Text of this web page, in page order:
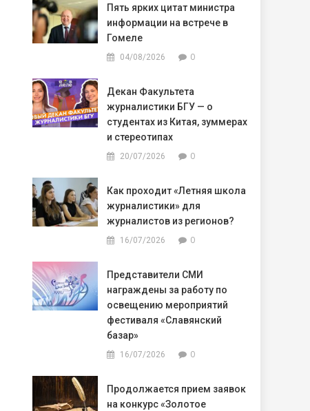
Пять ярких цитат министра
информации на встрече в
Гомеле
04/08/2026 0
Декан Факультета
журналистики БГУ — о
студентах из Китая, зуммерах
и стереотипах
20/07/2026 0
Как проходит «Летняя школа
журналистики» для
журналистов из регионов?
16/07/2026 0
Представители СМИ
награждены за работу по
освещению мероприятий
фестиваля «Славянский
базар»
16/07/2026 0
Продолжается прием заявок
на конкурс «Золотое